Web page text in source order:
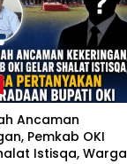
Ancaman
Pemkab OKI
Istisqa, Warga